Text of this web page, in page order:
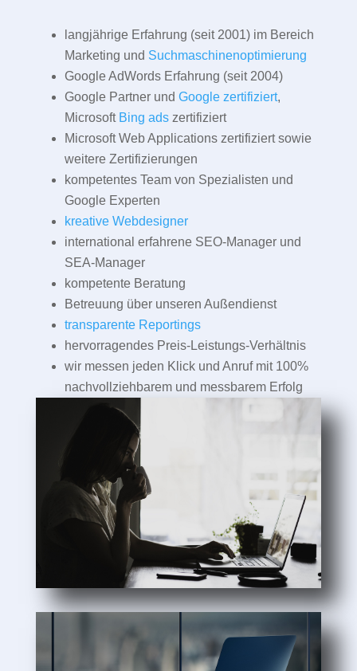
langjährige Erfahrung (seit 2001) im Bereich
Marketing und Suchmaschinenoptimierung
Google AdWords Erfahrung (seit 2004)
Google Partner und Google zertifiziert,
Microsoft Bing adszertifiziert
Microsoft Web Applications zertifiziert sowie
weitere Zertifizierungen
kompetentes Team von Spezialisten und
Google Experten
kreative Webdesigner
international erfahrene SEO-Manager und
SEA-Manager
kompetente Beratung
Betreuung über unseren Außendienst
transparente Reportings
hervorragendes Preis-Leistungs-Verhältnis
wir messen jeden Klick und Anruf mit 100%
nachvollziehbarem und messbarem Erfolg